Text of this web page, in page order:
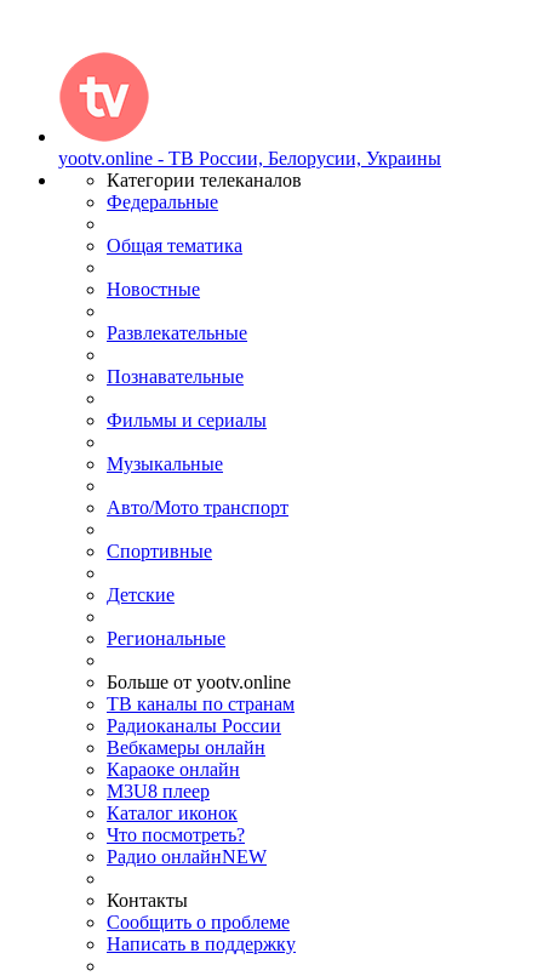
yootv.online - ТВ России, Белорусии, Украины
Категории телеканалов
Федеральные
Общая тематика
Новостные
Развлекательные
Познавательные
Фильмы и сериалы
Музыкальные
Авто/Мото транспорт
Спортивные
Детские
Региональные
Больше от yootv.online
ТВ каналы по странам
Радиоканалы России
Вебкамеры онлайн
Караоке онлайн
M3U8 плеер
Каталог иконок
Что посмотреть?
Радио онлайнNEW
Контакты
Сообщить о проблеме
Написать в поддержку